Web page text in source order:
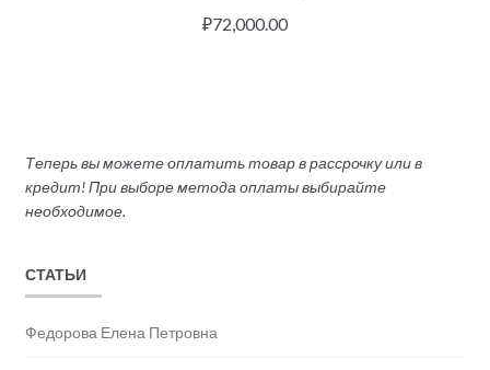
₽72,000.00
Теперь вы можете оплатить товар в рассрочку или в
кредит! При выборе метода оплаты выбирайте
необходимое.
СТАТЬИ
Федорова Елена Петровна